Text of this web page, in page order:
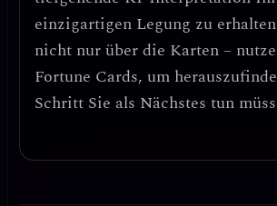
einzigartigen Legung zu
nicht nur über die Karten –
Fortune Cards, um
Schritt Sie als Nächstes tun